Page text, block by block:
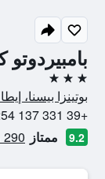
3 نجوم
بوتينزا بيسنا،
+39 331 137 0254
9.2 ممتاز 290 من التقييمات تم التحقق منها